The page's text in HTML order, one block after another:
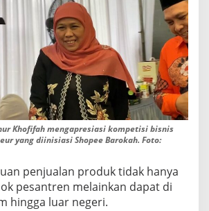
Khofifah mengapresiasi kompetisi bisnis
yang diinisiasi Shopee Barokah. Foto:
penjualan produk tidak hanya
pesantren melainkan dapat di
hingga luar negeri.